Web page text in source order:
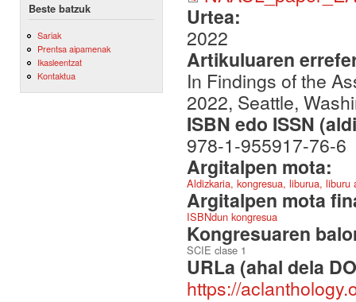
Beste batzuk
Sariak
Prentsa aipamenak
Ikasleentzat
Kontaktua
Urtea:
2022
Artikuluaren
In Findings of the
2022, Seattle,
ISBN edo ISSN
978-1-955917-76-6
Argitalpen mota:
Aldizkaria, kongresua, liburua,
Argitalpen mota
ISBNdun kongresua
Kongresuaren
SCIE clase 1
URLa (ahal dela
https://